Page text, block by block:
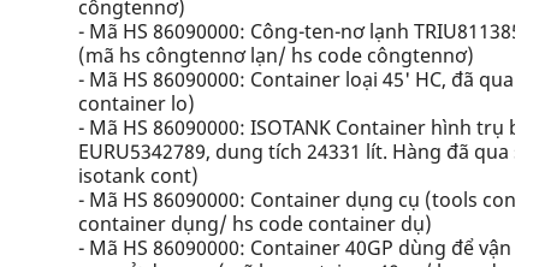
côngtennơ)
- Mã HS 86090000: Công-ten-nơ lạnh
(mã hs côngtennơ lạn/ hs code côngtennơ)
- Mã HS 86090000: Container loại 45' HC, đã qua
container lo)
- Mã HS 86090000: ISOTANK Container hình trụ
EURU5342789, dung tích 24331 lít. Hàng đã qua
isotank cont)
- Mã HS 86090000: Container dụng cụ (tools
container dụng/ hs code container dụ)
- Mã HS 86090000: Container 40GP dùng để vận